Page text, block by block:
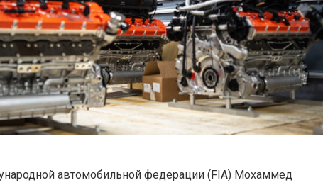
автомобильной федерации (FIA) Мохаммед